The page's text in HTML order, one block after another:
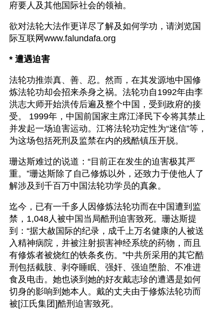
府要人及其他国际社会的领袖。
欲对法轮大法作更详尽了解及如何学功，请浏览国
际互联网www.falundafa.org
* 遭遇迫害
法轮功推崇真、善、忍。然而，在其发源地中国修
炼法轮功却会招来杀身之祸。法轮功自1992年由李
洪志大师开始洪传后遍及整个中国，受到政府的接
受。 1999年，中国前国家主席江泽民下令将其禁止
并发起一场迫害运动。江将法轮功定性为“迷信”等，
为这场包括死刑及监禁在内的残酷镇压开脱。
珊达斯难过的说道：“目前正在发生的迫害极其严
重。”珊达斯除了自己修炼以外，还致力于使他人了
解涉及到千百万中国法轮功学员的真象。
迄今，已有一千多人因修炼法轮功而在中国遭到监
禁，1,048人被中国当局酷刑迫害致死。珊达斯提
到：“据大赦国际的纪录，成千上万名健康的人被送
入精神病院，并被注射损害神经系统的药物，而且
有修炼者被烧红的铁条炙伤。”中共所采用的其它酷
刑包括截肢、剥夺睡眠、强奸、强迫堕胎、不准进
食及电击。她也谈到她的好友戴志珍的遭遇是如何
切身的影响到她本人。戴的丈夫由于修炼法轮功而
被[江氏集团]酷刑迫害致死。